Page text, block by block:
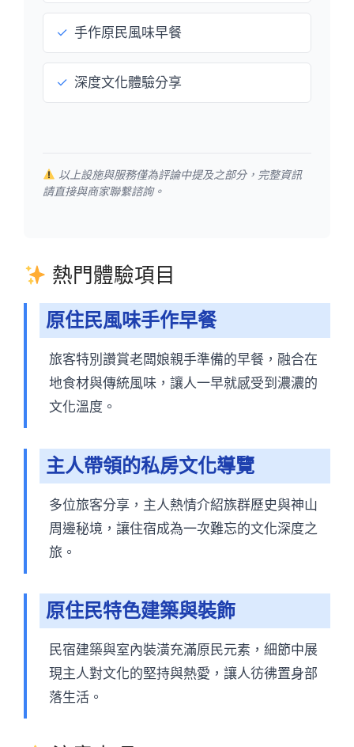
✓ 手作原民風味早餐
✓ 深度文化體驗分享
以上設施與服務僅為評論中提及之部分，完整資訊
請直接與商家聯繫諮詢。
熱門體驗項目
原住民風味手作早餐
旅客特別讚賞老闆娘親手準備的早餐，融合在
地食材與傳統風味，讓人一早就感受到濃濃的
文化溫度。
主人帶領的私房文化導覽
多位旅客分享，主人熱情介紹族群歷史與神山
周邊秘境，讓住宿成為一次難忘的文化深度之
旅。
原住民特色建築與裝飾
民宿建築與室內裝潢充滿原民元素，細節中展
現主人對文化的堅持與熱愛，讓人彷彿置身部
落生活。